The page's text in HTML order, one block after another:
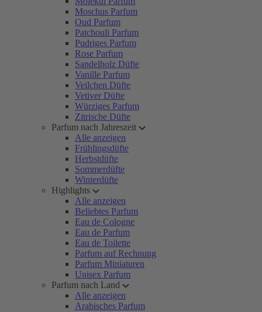
Moschus Parfum
Oud Parfum
Patchouli Parfum
Pudriges Parfum
Rose Parfum
Sandelholz Düfte
Vanille Parfum
Veilchen Düfte
Vetiver Düfte
Würziges Parfum
Zitrische Düfte
Parfum nach Jahreszeit
Alle anzeigen
Frühlingsdüfte
Herbstdüfte
Sommerdüfte
Winterdüfte
Highlights
Alle anzeigen
Beliebtes Parfum
Eau de Cologne
Eau de Parfum
Eau de Toilette
Parfum auf Rechnung
Parfum Miniaturen
Unisex Parfum
Parfum nach Land
Alle anzeigen
Arabisches Parfum